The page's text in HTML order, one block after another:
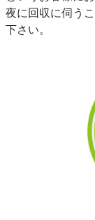
夜に回収に伺う
下さい。